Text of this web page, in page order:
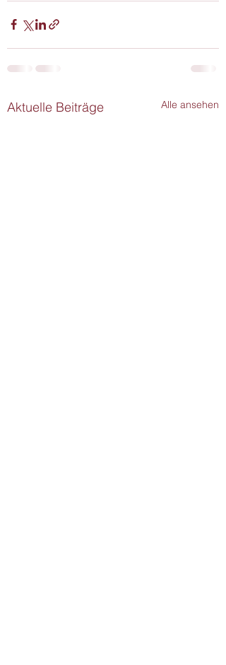
Aktuelle Beiträge Alle ansehen